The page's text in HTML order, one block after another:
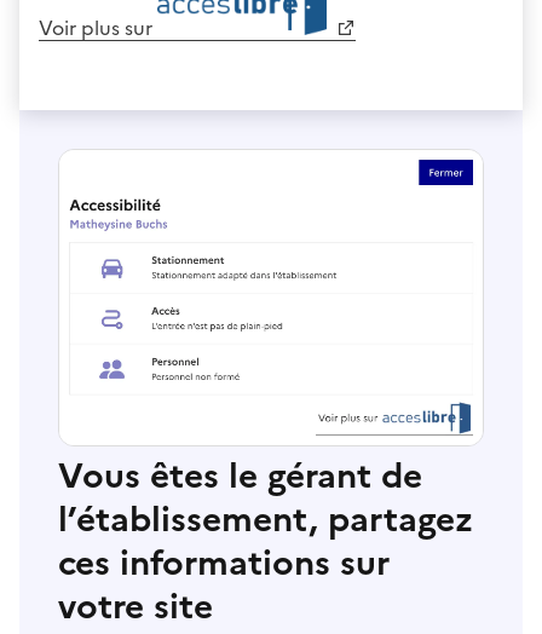
Voir plus sur
Vous êtes le gérant de
l’établissement, partagez
ces informations sur
votre site